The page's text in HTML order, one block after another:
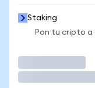
Staking
Pon tu cripto